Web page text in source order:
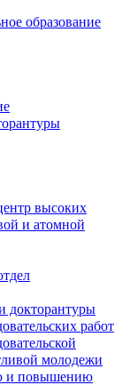
образование
высоких
и атомной
докторантуры
работ
молодежи
и повышению